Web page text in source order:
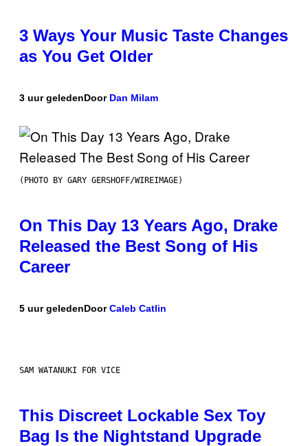
3 Ways Your Music Taste Changes
as You Get Older
3 uur geledenDoor Dan Milam
(PHOTO BY GARY GERSHOFF/WIREIMAGE)
On This Day 13 Years Ago, Drake
Released the Best Song of His
Career
5 uur geledenDoorCaleb Catlin
SAM WATANUKI FOR VICE
This Discreet Lockable Sex Toy
Bag Is the Nightstand Upgrade